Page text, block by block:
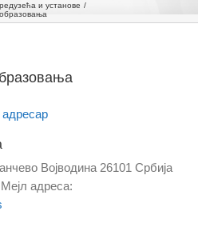
и установе
Војводина 26101 Србија
Мејл адреса: